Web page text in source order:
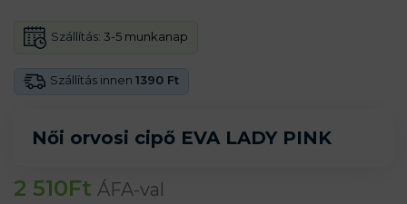
Női orvosi cipő EVA LADY PINK
Szállítás innen 1390 Ft
Szállítás: 3-5 munkanap
2 510Ft ÁFA-val